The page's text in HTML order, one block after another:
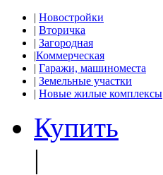
| Новостройки
| Вторичка
| Загородная
|Коммерческая
| Гаражи, машиноместа
| Земельные участки
| Новые жилые комплексы
Купить
|